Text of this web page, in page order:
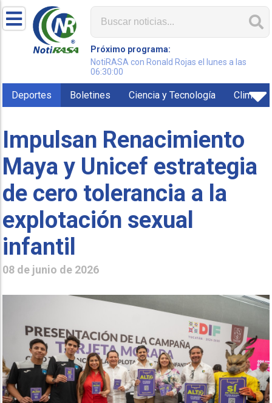
Próximo programa:
NotiRASA con Ronald Rojas el lunes a las
06:30:00
Deportes Boletines Ciencia y Tecnología Clima
Impulsan Renacimiento
Maya y Unicef estrategia
de cero tolerancia a la
explotación sexual
infantil
08 de junio de 2026